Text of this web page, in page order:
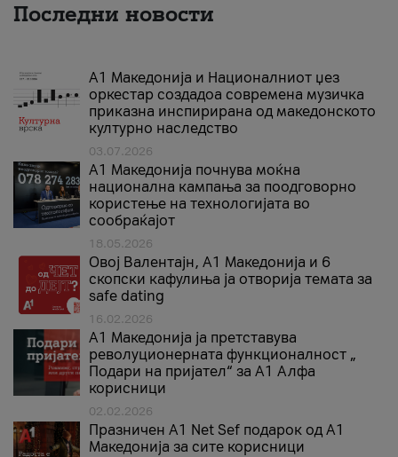
Последни новости
А1 Македонија и Националниот џез
оркестар создадоа современа музичка
приказна инспирирана од македонското
културно наследство
03.07.2026
A1 Македонија почнува моќна
национална кампања за поодговорно
користење на технологијата во
сообраќајот
18.05.2026
Овој Валентајн, A1 Македонија и 6
скопски кафулиња ја отворија темата за
safe dating
16.02.2026
А1 Македонија ја претставува
револуционерната функционалност „
Подари на пријател“ за А1 Алфа
корисници
02.02.2026
Празничен A1 Net Sеf подарок од А1
Македонија за сите корисници